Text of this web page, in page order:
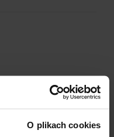
O plikach cookies